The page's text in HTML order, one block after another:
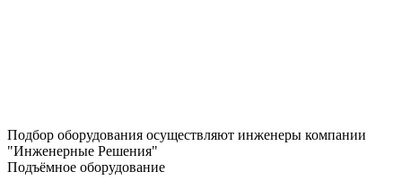
Подбор оборудования осуществляют инженеры компании
"Инженерные Решения"
Подъёмное оборудование